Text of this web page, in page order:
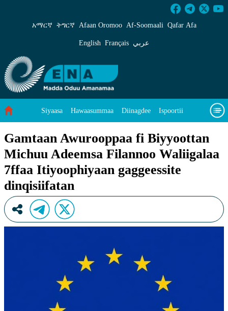
Gamtaan Awurooppaa fi Biyyoottan Michuu
አማርኛ ትግርኛ Afaan Oromoo Af‑Soomaali Qafar Afa
English Français عربي
Siyaasa Hawaasummaa Diinagdee Ispoortii
Waa’ee keenya
Gamtaan Awurooppaa fi Biyyoottan
Michuu Adeemsa Filannoo Waliigalaa
7ffaa Itiyoophiyaan gaggeessite
dinqisiifatan